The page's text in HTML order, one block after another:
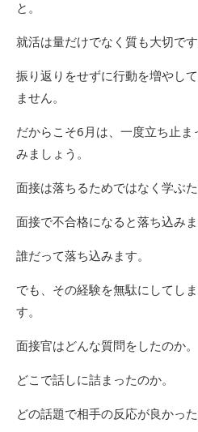
と。
就活は量だけでなく質も大切です
振り返りをせずに行動を増やし
ません。
だからこそ6月は、一度立ち止
みましょう。
面接は落ちるためではなく学ぶた
面接で不合格になると落ち込みま
誰だって落ち込みます。
でも、その経験を無駄にしてし
す。
面接官はどんな質問をしたのか。
どこで話しに詰まったのか。
どの話題で相手の反応が良かった